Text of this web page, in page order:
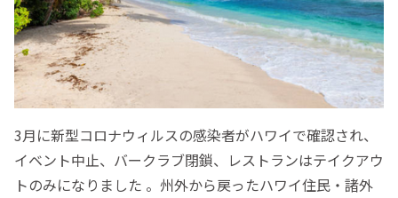
3月に新型コロナウィルスの感染者がハワイで確認され、
イベント中止、バークラブ閉鎖、レストランはテイクアウ
トのみになりました 。州外から戻ったハワイ住民・諸外